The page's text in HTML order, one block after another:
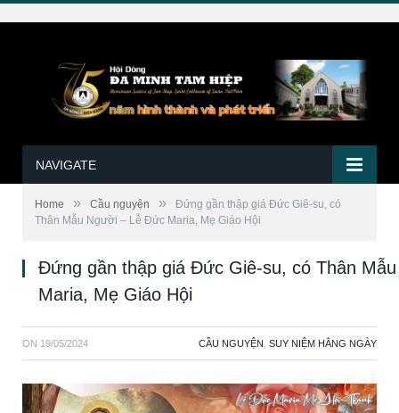
NAVIGATE
Home » Cầu nguyện »
Đứng gần thập giá Đức Giê-su, có
Thân Mẫu Người – Lễ Đức Maria, Mẹ Giáo Hội
Đứng gần thập giá Đức Giê-su, có Thân
Maria, Mẹ Giáo Hội
ON 19/05/2024 CẦU NGUYỆN SUY NIỆM HẰNG NGÀY